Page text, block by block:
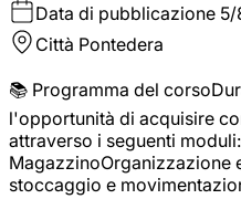
Data di pubblicazione
Città Pontedera
📚 Programma del
l'opportunità di acquisire
attraverso i seguenti
MagazzinoOrganizzazione
stoccaggio e